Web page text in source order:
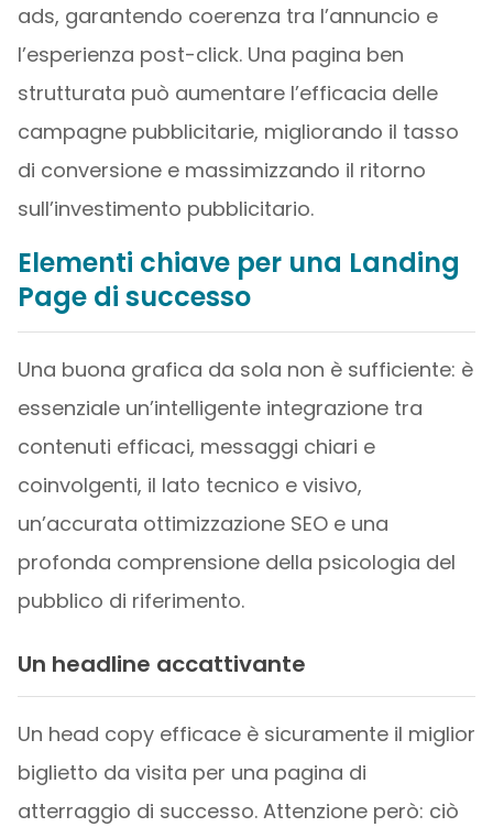
ads, garantendo coerenza tra l’annuncio e
l’esperienza post-click. Una pagina ben
strutturata può aumentare l’efficacia delle
campagne pubblicitarie, migliorando il tasso
di conversione e massimizzando il ritorno
sull’investimento pubblicitario.
Elementi chiave per una Landing
Page di successo
Una buona grafica da sola non è sufficiente: è
essenziale un’intelligente integrazione tra
contenuti efficaci, messaggi chiari e
coinvolgenti, il lato tecnico e visivo,
un’accurata ottimizzazione SEO e una
profonda comprensione della psicologia del
pubblico di riferimento.
Un headline accattivante
Un head copy efficace è sicuramente il miglior
biglietto da visita per una pagina di
atterraggio di successo. Attenzione però: ciò